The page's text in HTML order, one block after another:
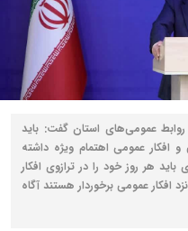
عمومی‌های استان گفت: باید
افکار عمومی اهتمام ویژه داشته
هر روز خود را در ترازوی افکار
افکار عمومی برخوردار هستند آگاه